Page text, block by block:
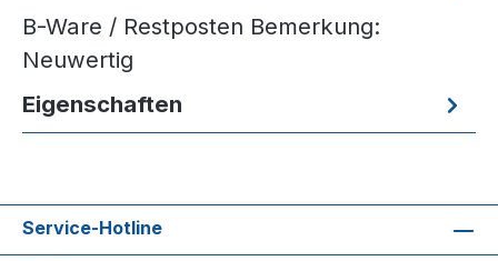
B-Ware / Restposten Bemerkung:
Neuwertig
Eigenschaften
Service-Hotline